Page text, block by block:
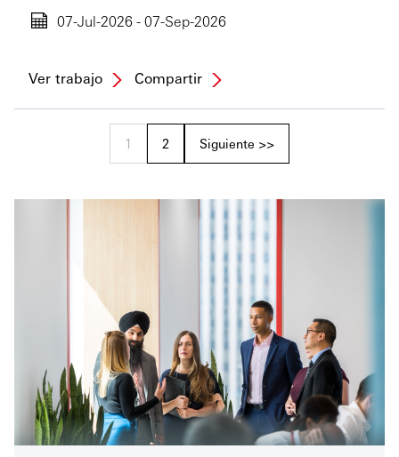
07-Jul-2026 - 07-Sep-2026
Ver trabajo Compartir
1 2 Siguiente >>